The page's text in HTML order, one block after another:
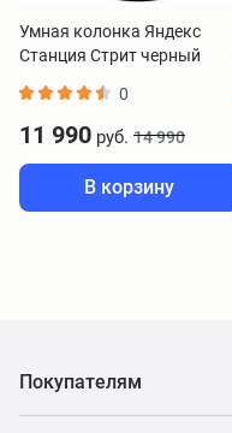
Умная колонка Яндекс
Станция Стрит черный
0
11 990 руб. 14 990
В корзину
Покупателям